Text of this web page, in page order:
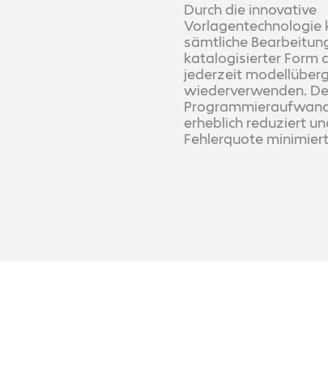
Durch die innovative
Vorlagentechnologie
sämtliche
katalogisierter Form
jederzeit
wiederverwenden.
erheblich reduziert
Fehlerquote